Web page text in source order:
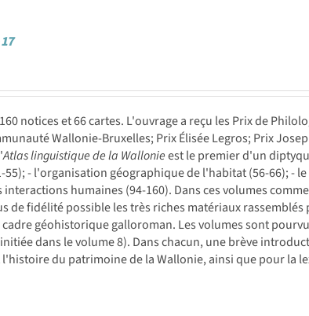
notices et 66 cartes. L'ouvrage a reçu les Prix de
Wallonie-Bruxelles; Prix Élisée Legros; Prix
Atlas linguistique de la Wallonieest le premier d'un
- l'organisation géographique de l'habitat (56-66); - le
humaines (94-160). Dans ces volumes
de fidélité possible les très riches matériaux rassemblés
géohistorique galloroman. Les volumes sont
dans le volume 8). Dans chacun, une brève
du patrimoine de la Wallonie, ainsi que pour la